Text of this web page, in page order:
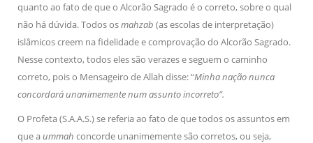
quanto ao fato de que o Alcorão Sagrado é o correto, sobre o qual
não há dúvida. Todos osmahzab (as escolas de interpretação)
islâmicos creem na fidelidade e comprovação do Alcorão Sagrado.
Nesse contexto, todos eles são verazes e seguem o caminho
correto, pois o Mensageiro de Allah disse: “Minha nação nunca
concordará unanimemente num assunto incorreto”.
O Profeta (S.A.A.S.) se referia ao fato de que todos os assuntos em
que aummah concorde unanimemente são corretos, ou seja,